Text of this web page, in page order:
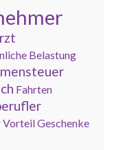
Belastung
Fahrten
VorteilGeschenke